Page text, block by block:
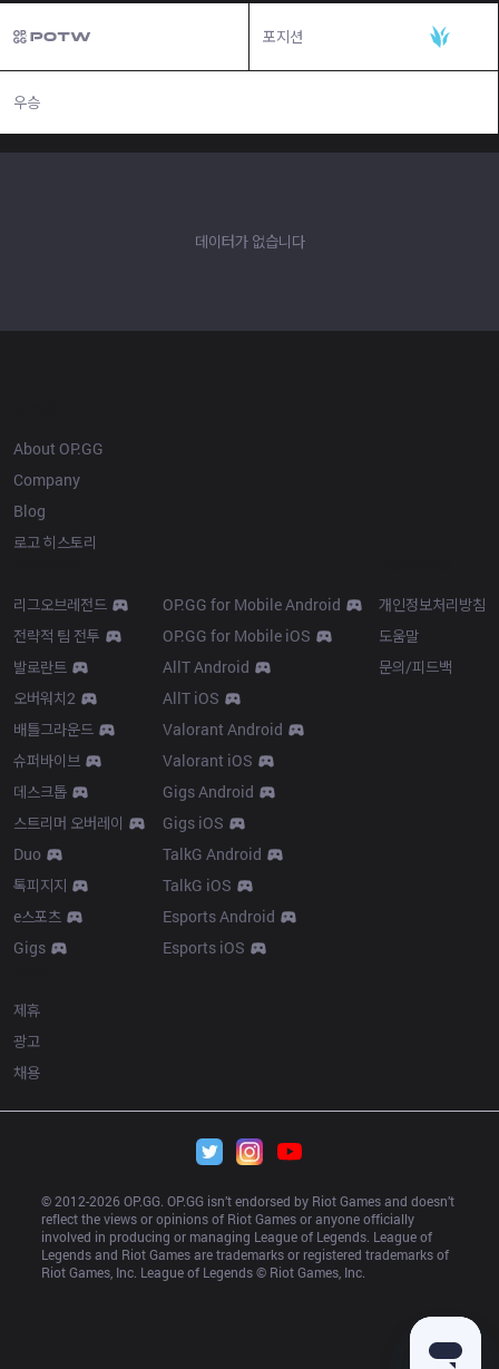
포지션
우승
데이터가 없습니다
About OP.GG
Company
Blog
로고 히스토리
리그오브레전드
전략적 팀 전투
발로란트
오버워치2
배틀그라운드
슈퍼바이브
데스크톱
스트리머 오버레이
Duo
톡피지지
e스포츠
Gigs
OP.GG for Mobile Android
OP.GG for Mobile iOS
AllT Android
AllT iOS
Valorant Android
Valorant iOS
Gigs Android
Gigs iOS
TalkG Android
TalkG iOS
Esports Android
Esports iOS
개인정보처리방침
도움말
문의/피드백
제휴
광고
채용
© 2012-2026 OP.GG. OP.GG isn’t endorsed by Riot Games and doesn’t
reflect the views or opinions of Riot Games or anyone officially
involved in producing or managing League of Legends. League of
Legends and Riot Games are trademarks or registered trademarks of
Riot Games, Inc. League of Legends © Riot Games, Inc.